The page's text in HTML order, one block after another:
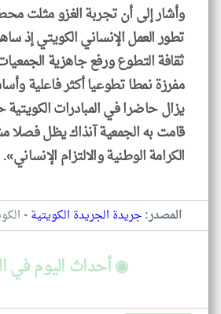
وأشار إلى أن تجربة الغزو مثلت
تطور العمل الإنساني الكويتي إذ
ثقافة التطوع ورفع جاهزية
مفرزة نمطا تطوعيا أكثر فاعلية
يزال حاضرا في المبادرات
قامت به الجمعية آنذاك يظل
الكرامة الوطنية والالتزام الإنساني».
المصدر:جريدة الجريدة الكويتية-
◉ أحداث اليوم في